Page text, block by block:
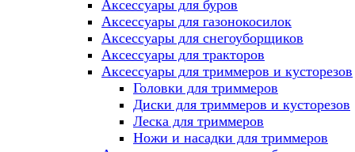
Аксессуары для буров
Аксессуары для газонокосилок
Аксессуары для снегоуборщиков
Аксессуары для тракторов
Аксессуары для триммеров и кусторезов
Головки для триммеров
Диски для триммеров и кусторезов
Леска для триммеров
Ножи и насадки для триммеров